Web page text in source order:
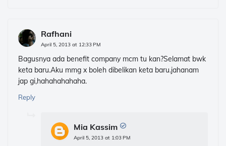
Rafhani
April 5, 2013 at 12:33 PM
Bagusnya ada benefit company mcm tu kan?Selamat bwk
keta baru.Aku mmg x boleh dibelikan keta baru.jahanam
jap gi,hahahahahaha.
Reply
Mia Kassim
April 5, 2013 at 1:03 PM